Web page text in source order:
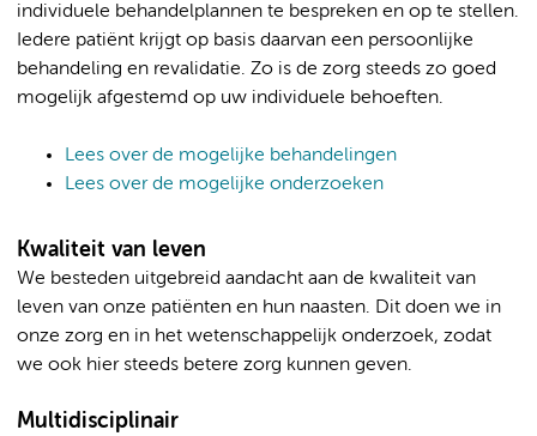
individuele behandelplannen te bespreken en op te stellen.
Iedere patiënt krijgt op basis daarvan een persoonlijke
behandeling en revalidatie. Zo is de zorg steeds zo goed
mogelijk afgestemd op uw individuele behoeften.
Lees over de mogelijke behandelingen
Lees over de mogelijke onderzoeken
Kwaliteit van leven
We besteden uitgebreid aandacht aan de kwaliteit van
leven van onze patiënten en hun naasten. Dit doen we in
onze zorg en in het wetenschappelijk onderzoek, zodat
we ook hier steeds betere zorg kunnen geven.
Multidisciplinair